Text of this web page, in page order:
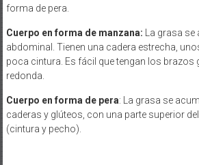
forma de pera.
Cuerpo en forma de manzana: La grasa se
abdominal. Tienen una cadera estrecha,
poca cintura. Es fácil que tengan los brazos
redonda.
Cuerpo en forma de pera: La grasa se
caderas y glúteos, con una parte superior
(cintura y pecho).